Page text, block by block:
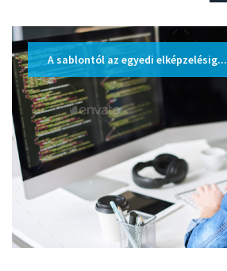
A sablontól az egyedi elképzelésig...